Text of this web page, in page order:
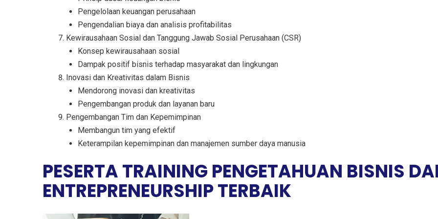
Pengelolaan keuangan perusahaan
Pengendalian biaya dan analisis profitabilitas
Kewirausahaan Sosial dan Tanggung Jawab Sosial Perusahaan (CSR)
Konsep kewirausahaan sosial
Dampak positif bisnis terhadap masyarakat dan lingkungan
Inovasi dan Kreativitas dalam Bisnis
Mendorong inovasi dan kreativitas
Pengembangan produk dan layanan baru
Pengembangan Tim dan Kepemimpinan
Membangun tim yang efektif
Keterampilan kepemimpinan dan manajemen sumber daya manusia
PESERTA TRAINING PENGETAHUAN BISNIS
ENTREPRENEURSHIP TERBAIK